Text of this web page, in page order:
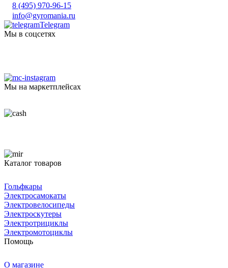
8 (495) 970-96-15
info@gyromania.ru
Telegram
Мы в соцсетях
Мы на маркетплейсах
Каталог товаров
Гольфкары
Электросамокаты
Электровелосипеды
Электроскутеры
Электротрициклы
Электромотоциклы
Помощь
О магазине